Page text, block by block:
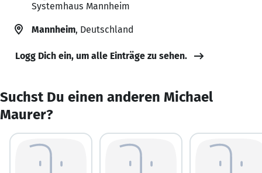
Systemhaus Mannheim
Mannheim, Deutschland
Logg Dich ein, um alle Einträge zu sehen.
Suchst Du einen anderen Michael
Maurer?